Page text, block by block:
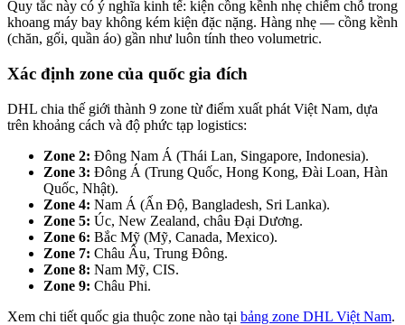
Quy tắc này có ý nghĩa kinh tế: kiện cồng kềnh nhẹ chiếm chỗ trong
khoang máy bay không kém kiện đặc nặng. Hàng nhẹ — cồng kềnh
(chăn, gối, quần áo) gần như luôn tính theo volumetric.
Xác định zone của quốc gia đích
DHL chia thế giới thành 9 zone từ điểm xuất phát Việt Nam, dựa
trên khoảng cách và độ phức tạp logistics:
Zone 2: Đông Nam Á (Thái Lan, Singapore, Indonesia).
Zone 3: Đông Á (Trung Quốc, Hong Kong, Đài Loan, Hàn
Quốc, Nhật).
Zone 4: Nam Á (Ấn Độ, Bangladesh, Sri Lanka).
Zone 5: Úc, New Zealand, châu Đại Dương.
Zone 6: Bắc Mỹ (Mỹ, Canada, Mexico).
Zone 7: Châu Âu, Trung Đông.
Zone 8: Nam Mỹ, CIS.
Zone 9: Châu Phi.
Xem chi tiết quốc gia thuộc zone nào tại bảng zone DHL Việt Nam.